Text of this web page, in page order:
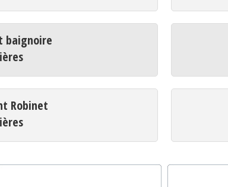
baignoire
Robinet